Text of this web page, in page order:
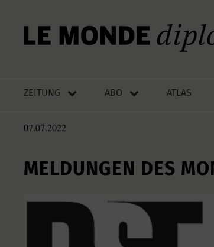
ZEITUNG ABO ATLAS
07.07.2022
MELDUNGEN DES